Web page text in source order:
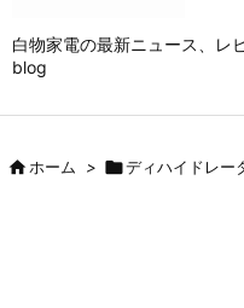
白物家電の最新ニュース、レ
blog
ホーム > ディハイドレ